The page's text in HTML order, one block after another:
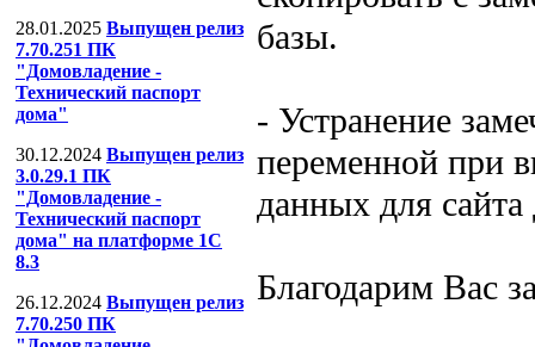
28.01.2025 Выпущен релиз
7.70.251 ПК
"Домовладение -
Технический паспорт
дома"
30.12.2024 Выпущен релиз
3.0.29.1 ПК
"Домовладение -
Технический паспорт
дома" на платформе 1С
8.3
26.12.2024 Выпущен релиз
7.70.250 ПК
базы.
- Устранение
переменной при
данных для
Благодарим Вас